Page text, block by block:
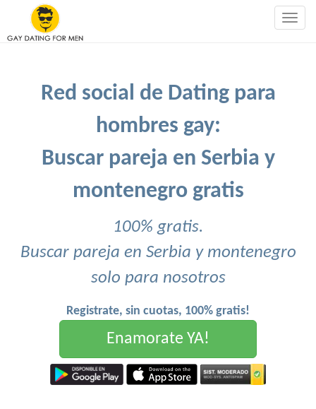
Red social de Dating para
hombres gay:
Buscar pareja en Serbia y
montenegro gratis
100% gratis.
Buscar pareja en Serbia y montenegro
solo para nosotros
Registrate, sin cuotas, 100% gratis!
Enamorate YA!